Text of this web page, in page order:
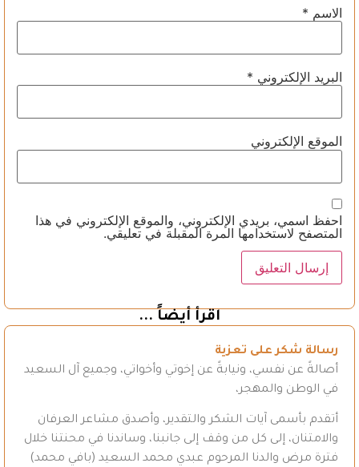
الاسم *
البريد الإلكتروني *
الموقع الإلكتروني
احفظ اسمي، بريدي الإلكتروني، والموقع الإلكتروني في هذا
المتصفح لاستخدامها المرة المقبلة في تعليقي.
اقرأ أيضاً ...
رسالة شكر على تعزية
أصالةً عن نفسي، ونيابةً عن إخوتي وأخواتي، وجميع آل السعيد
في الوطن والمهجر،
أتقدم بأسمى آيات الشكر والتقدير، وأصدق مشاعر العرفان
والامتنان، إلى كل من وقف إلى جانبنا، وساندنا في محنتنا خلال
فترة مرض والدنا المرحوم عبدي محمد السعيد (بافي محمد)